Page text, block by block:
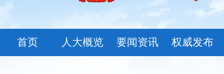
首页 人大概览 要闻资讯 权威发布